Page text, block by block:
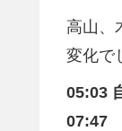
高山、
変化で
05:03
07:47